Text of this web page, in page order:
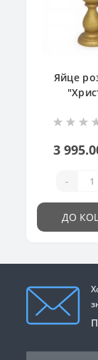
Яйце
3
-
ДО